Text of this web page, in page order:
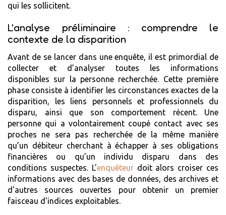
qui les sollicitent.
L'analyse préliminaire : comprendre le
contexte de la disparition
Avant de se lancer dans une enquête, il est primordial de
collecter et d’analyser toutes les informations
disponibles sur la personne recherchée. Cette première
phase consiste à identifier les circonstances exactes de la
disparition, les liens personnels et professionnels du
disparu, ainsi que son comportement récent. Une
personne qui a volontairement coupé contact avec ses
proches ne sera pas recherchée de la même manière
qu’un débiteur cherchant à échapper à ses obligations
financières ou qu’un individu disparu dans des
conditions suspectes. L'enquêteurdoit alors croiser ces
informations avec des bases de données, des archives et
d'autres sources ouvertes pour obtenir un premier
faisceau d'indices exploitables.